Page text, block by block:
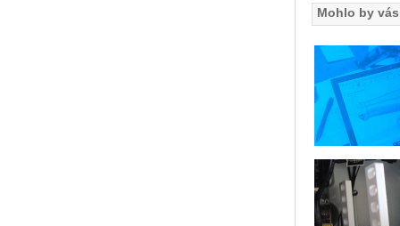
Mohlo by